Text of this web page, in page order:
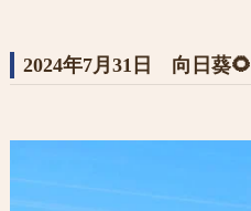
2024年7月31日 向日葵🌻